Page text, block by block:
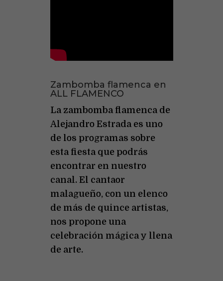
Zambomba flamenca en
ALL FLAMENCO
La zambomba flamenca de
Alejandro Estrada es uno
de los programas sobre
esta fiesta que podrás
encontrar en nuestro
canal. El cantaor
malagueño, con un elenco
de más de quince artistas,
nos propone una
celebración mágica y llena
de arte.